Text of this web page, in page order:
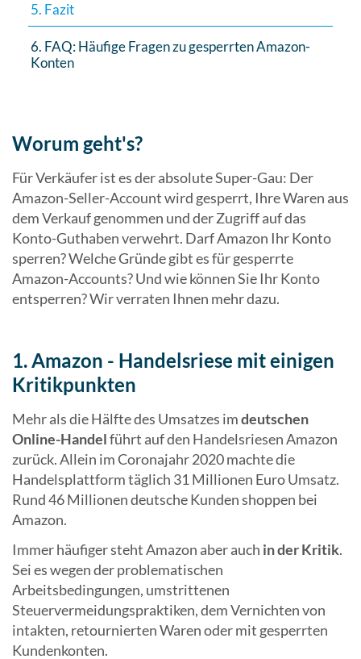
5. Fazit
6. FAQ: Häufige Fragen zu gesperrten Amazon-
Konten
Worum geht's?
Für Verkäufer ist es der absolute Super-Gau: Der
Amazon-Seller-Account wird gesperrt, Ihre Waren aus
dem Verkauf genommen und der Zugriff auf das
Konto-Guthaben verwehrt. Darf Amazon Ihr Konto
sperren? Welche Gründe gibt es für gesperrte
Amazon-Accounts? Und wie können Sie Ihr Konto
entsperren? Wir verraten Ihnen mehr dazu.
1. Amazon - Handelsriese mit einigen
Kritikpunkten
Mehr als die Hälfte des Umsatzes imdeutschen
Online-Handelführt auf den Handelsriesen Amazon
zurück. Allein im Coronajahr 2020 machte die
Handelsplattform täglich 31 Millionen Euro Umsatz.
Rund 46 Millionen deutsche Kunden shoppen bei
Amazon.
Immer häufiger steht Amazon aber auch in der Kritik.
Sei es wegen der problematischen
Arbeitsbedingungen, umstrittenen
Steuervermeidungspraktiken, dem Vernichten von
intakten, retournierten Waren oder mit gesperrten
Kundenkonten.